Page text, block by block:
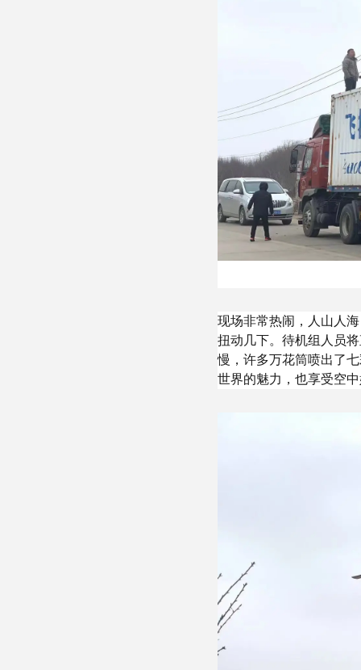
现场非常热闹，人山人
扭动几下。待机组人员
慢，许多万花筒喷出了
世界的魅力，也享受空